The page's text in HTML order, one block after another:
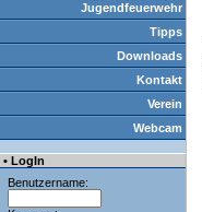
Jugendfeuerwehr
Tipps
Downloads
Kontakt
Verein
Webcam
• LogIn
Benutzername: